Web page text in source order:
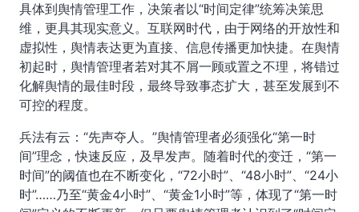
具体到舆情管理工作，决策者以“时间定律”统筹决策思
维，更具其现实意义。互联网时代，由于网络的开放性和
虚拟性，舆情表达更为直接、信息传播更加快捷。在舆情
初起时，舆情管理者若对其不屑一顾或置之不理，将错过
化解舆情的最佳时段，最终导致事态扩大，甚至发展到不
可控的程度。
兵法有云：“先声夺人。”舆情管理者必须强化“第一时
间”理念，快速反应，及早发声。随着时代的变迁，“第一
时间”的阈值也在不断变化，“72小时”、“48小时”、“24小
时”……乃至“黄金4小时”、“黄金1小时”等，体现了“第一时